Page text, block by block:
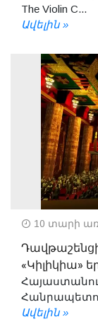
The Violin C...
Ավելին »
10 տարի
«Կիլիկիա»
Ավելին »